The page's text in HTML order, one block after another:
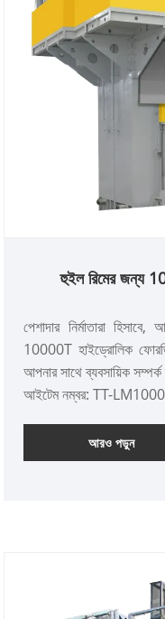
হুইল রিমের জন্য
পেশাদার নির্মাতারা
10000T হাইড্রোলিক
আপনার সাথে ব্যবসায়িক
আইটেম নম্বর: TT-
পণ্যের উত্স: চীন
রঙ: গ্রাহকের প্রয়োজন
আরও পড়ুন